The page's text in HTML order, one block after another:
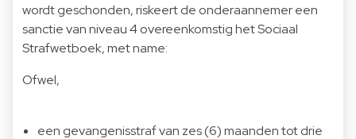
wordt geschonden, riskeert de onderaannemer een
sanctie van niveau 4 overeenkomstig het Sociaal
Strafwetboek, met name:
Ofwel,
een gevangenisstraf van zes (6) maanden tot drie